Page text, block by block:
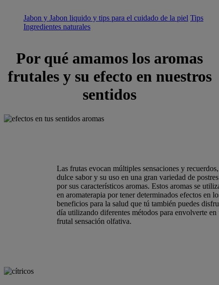
Jabon y Jabon liquido y tips para el cuidado de la piel Tips
Ingredientes naturales
Por qué amamos los aromas
frutales y su efecto en nuestros
sentidos
Las frutas evocan múltiples sensaciones y
dulce sabor y su uso en una gran variedad de
por sus característicos aromas. Estos aromas se
en aromaterapia por tener determinados efectos en
beneficios para la salud que tú también puedes
día utilizando diferentes métodos para envolverte en
frutal sensación olfativa.